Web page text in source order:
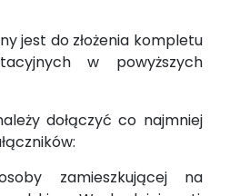
jest do złożenia kompletu
w powyższych
dołączyć co najmniej
zamieszkującej na